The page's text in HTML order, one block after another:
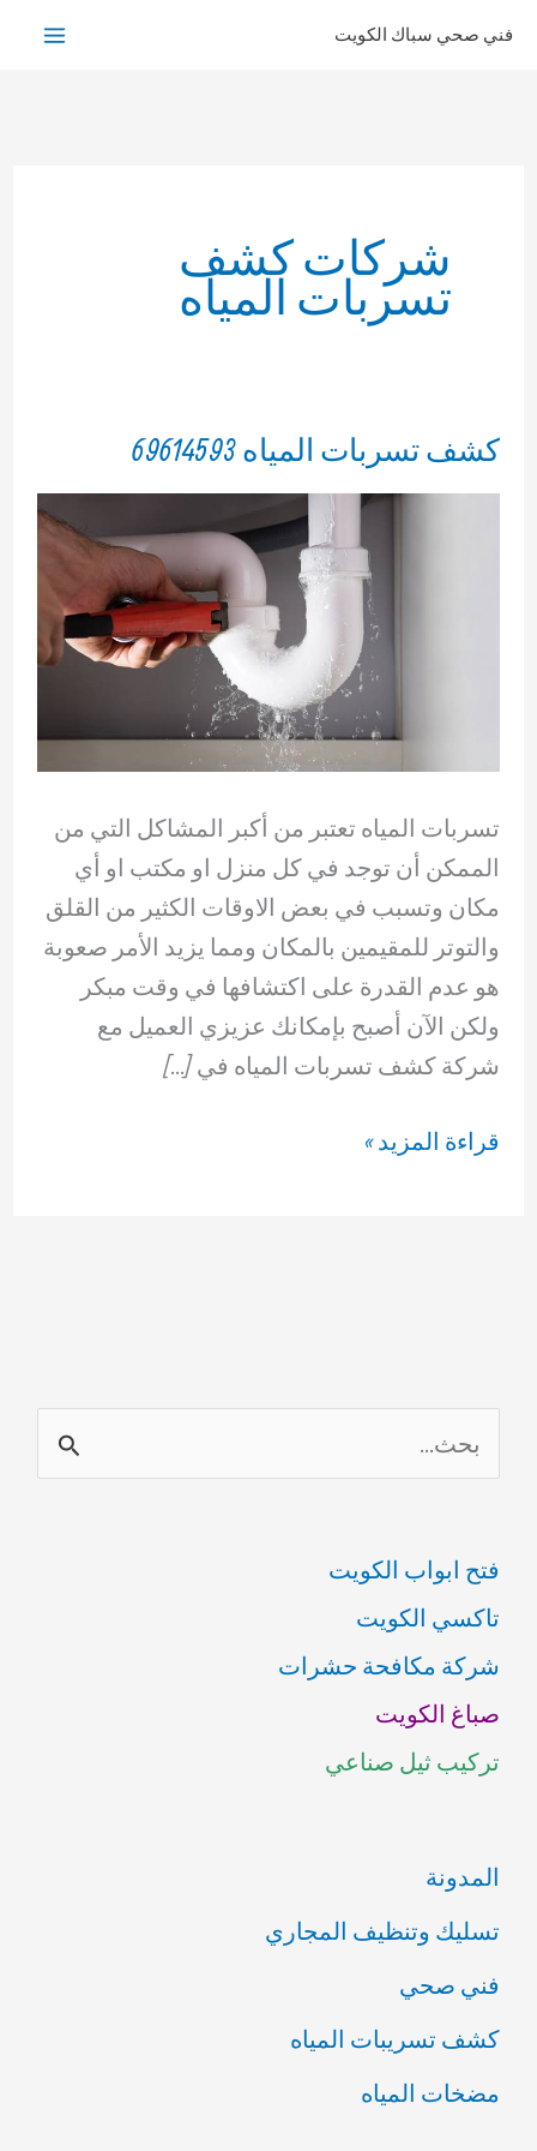
فني صحي سباك الكويت
شركات كشف
تسربات المياه
كشف تسربات المياه 69614593
تسربات المياه تعتبر من أكبر المشاكل التي من
الممكن أن توجد في كل منزل او مكتب او أي
مكان وتسبب في بعض الاوقات الكثير من القلق
والتوتر للمقيمين بالمكان ومما يزيد الأمر صعوبة
هو عدم القدرة على اكتشافها في وقت مبكر
ولكن الآن أصبح بإمكانك عزيزي العميل مع
شركة كشف تسربات المياه في […]
كشف
قراءة المزيد »
ل
ح
ث
ع
ن
:
فتح ابواب الكويت
تاكسي الكويت
شركة مكافحة حشرات
صباغ الكويت
تركيب ثيل صناعي
المدونة
تسليك وتنظيف المجاري
فني صحي
كشف تسريبات المياه
مضخات المياه